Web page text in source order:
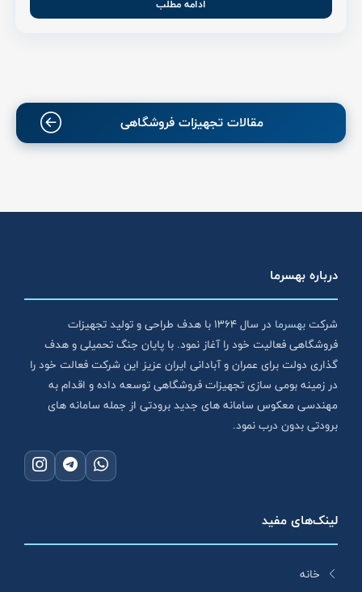
ادامه مطلب
مقالات تجهیزات فروشگاهی
درباره بهسرما
شرکت بهسرما
در سال ۱۳۶۴ با هدف طراحی و تولید تجهیزات
فروشگاهی فعالیت خود را آغاز نمود. با پایان جنگ تحمیلی و هدف
گذاری دولت برای عمران و آبادانی ایران عزیز این شرکت فعالت خود را
در زمینه بومی سازی تجهیزات فروشگاهی توسعه داده و اقدام به
مهندسی معکوس سامانه های جدید برودتی از جمله سامانه های
برودتی بدون درب نمود.
لینک‌های مفید
خانه